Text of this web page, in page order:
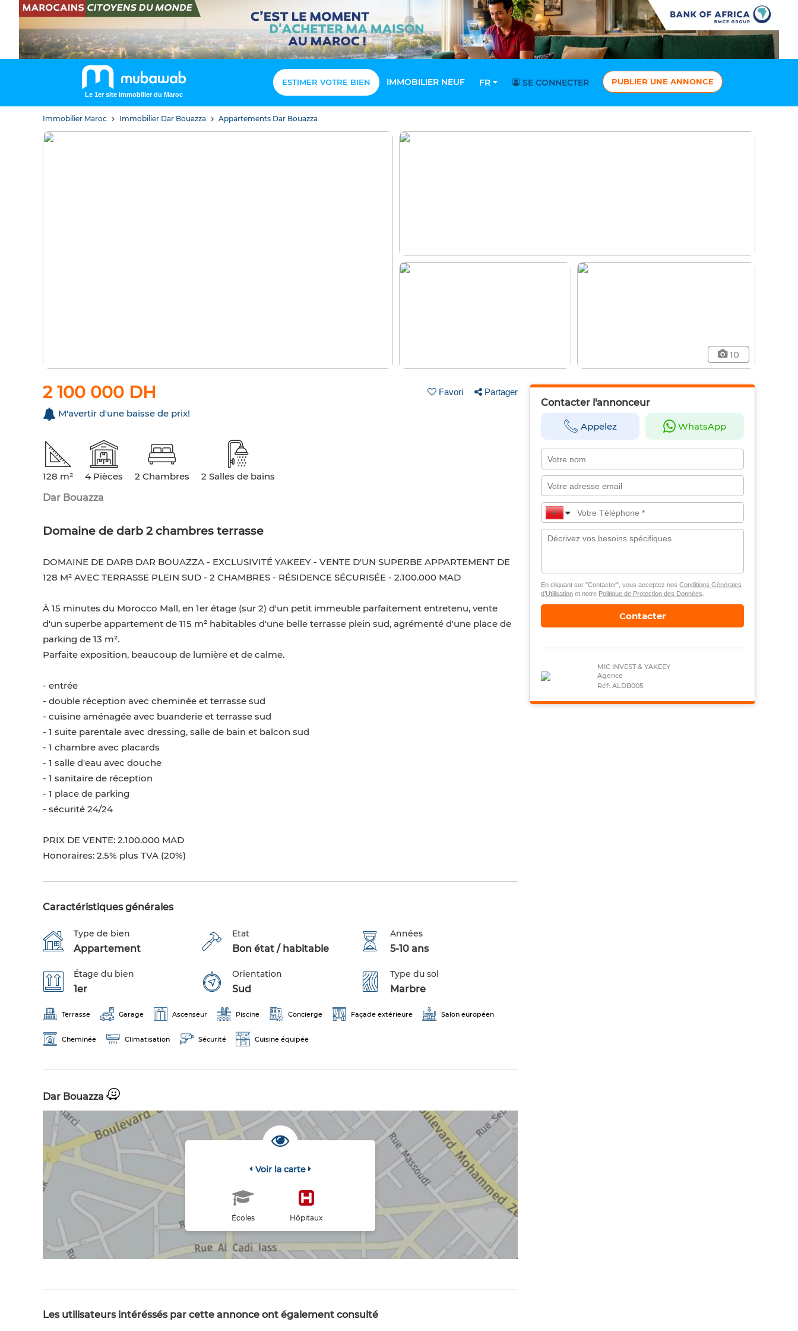
Le 1er site immobilier du Maroc
ESTIMER VOTRE BIEN IMMOBILIER NEUF FR SE CONNECTER PUBLIER UNE ANNONCE
Immobilier Maroc Immobilier Dar Bouazza Appartements Dar Bouazza
10
2 100 000 DH Favori Partager
M'avertir d'une baisse de prix!
128 m² 4 Pièces 2 Chambres
2 Salles de bains
Dar Bouazza
Domaine de darb 2 chambres terrasse
DOMAINE DE DARB DAR BOUAZZA - EXCLUSIVITÉ YAKEEY - VENTE D'UN SUPERBE APPARTEMENT DE
128 M² AVEC TERRASSE PLEIN SUD - 2 CHAMBRES - RÉSIDENCE SÉCURISÉE - 2.100.000 MAD
À 15 minutes du Morocco Mall, en 1er étage (sur 2) d'un petit immeuble parfaitement entretenu, vente
d'un superbe appartement de 115 m² habitables d'une belle terrasse plein sud, agrémenté d'une place de
parking de 13 m².
Parfaite exposition, beaucoup de lumière et de calme.
- entrée
- double réception avec cheminée et terrasse sud
- cuisine aménagée avec buanderie et terrasse sud
- 1 suite parentale avec dressing, salle de bain et balcon sud
- 1 chambre avec placards
- 1 salle d'eau avec douche
- 1 sanitaire de réception
- 1 place de parking
- sécurité 24/24
PRIX DE VENTE: 2.100.000 MAD
Honoraires: 2.5% plus TVA (20%)
Caractéristiques générales
Type de bien
Appartement
Etat
Bon état / habitable
Années
5-10 ans
Étage du bien
1er
Orientation
Sud
Type du sol
Marbre
Terrasse Garage Ascenseur Piscine Concierge Façade extérieure Salon européen
Cheminée Climatisation Sécurité Cuisine équipée
Dar Bouazza
Voir la carte
Écoles Hôpitaux
Les utilisateurs intéréssés par cette annonce ont également consulté
Contacter l'annonceur
Appelez WhatsApp
En cliquant sur "Contacter", vous acceptez nos Conditions Générales
d’Utilisationet notre Politique de Protection des Données
Contacter
MIC INVEST & YAKEEY
Agence
Réf: ALDB005